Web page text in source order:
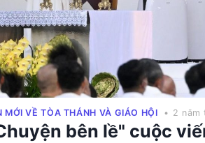
MỚI VỀ TÒA THÁNH VÀ GIÁO HỘI • 2 năm
bên lề" cuộc